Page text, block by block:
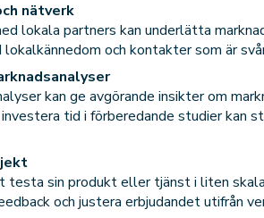
nätverk
lokala partners kan underlätta
och kontakter som är
kan ge avgörande insikter om
tid i förberedande studier kan
testa sin produkt eller tjänst i liten
och justera erbjudandet utifrån